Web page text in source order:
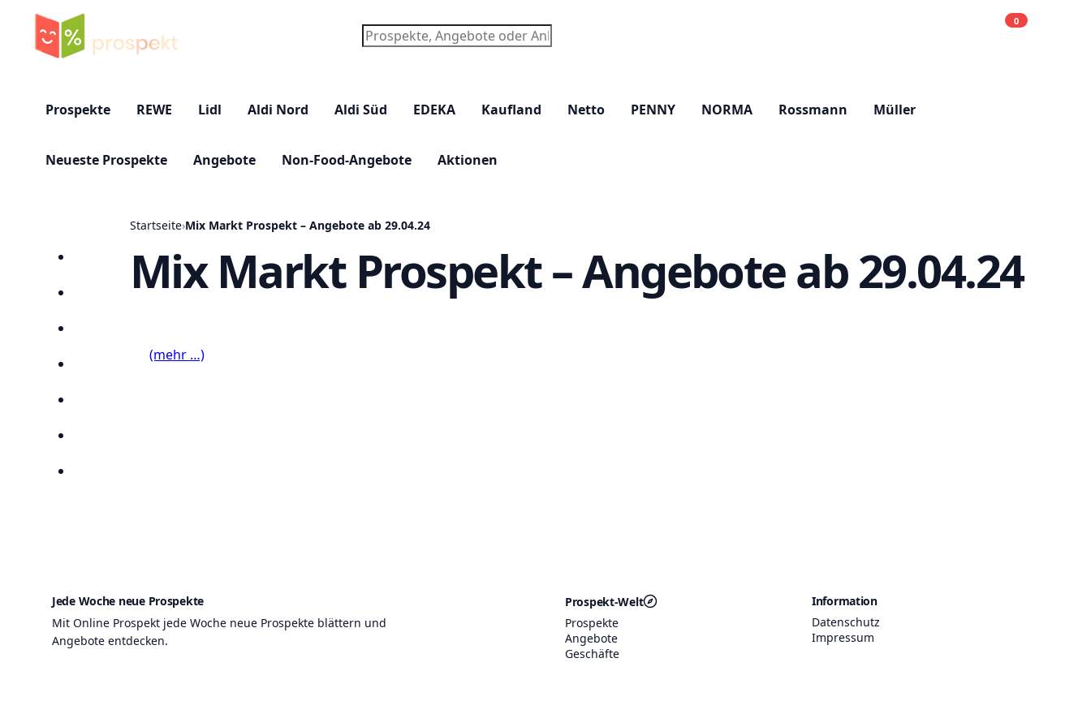
Suchen
0
Prospekte REWE Lidl Aldi Nord Aldi Süd EDEKA Kaufland Netto PENNY NORMA Rossmann Müller
Neueste Prospekte Angebote Non-Food-Angebote Aktionen
Startseite
Startseite›Mix Markt Prospekt – Angebote ab 29.04.24
Mix Markt Prospekt – Angebote ab 29.04.24
(mehr …)
Jede Woche neue Prospekte
Mit Online Prospekt jede Woche neue Prospekte blättern und
Angebote entdecken.
Prospekt-Welt
Prospekte
Angebote
Geschäfte
Information
Datenschutz
Impressum